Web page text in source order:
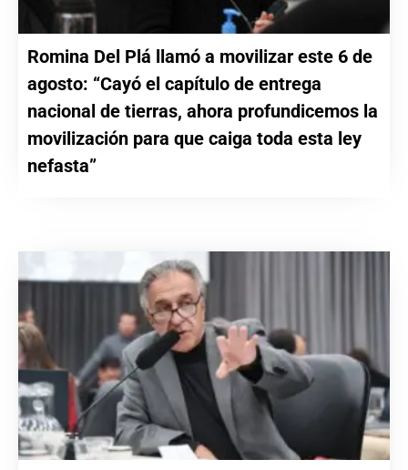
Romina Del Plá llamó a movilizar este 6 de
agosto: “Cayó el capítulo de entrega
nacional de tierras, ahora profundicemos la
movilización para que caiga toda esta ley
nefasta”